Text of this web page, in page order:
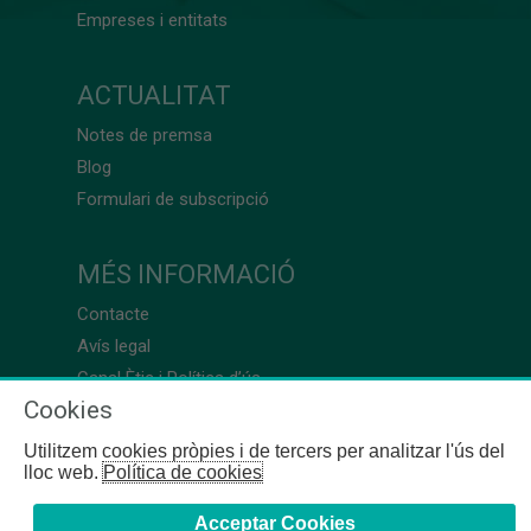
Empreses i entitats
ACTUALITAT
Notes de premsa
Blog
Formulari de subscripció
MÉS INFORMACIÓ
Contacte
Avís legal
Canal Ètic i Política d’ús
Cookies
Utilitzem cookies pròpies i de tercers per analitzar l'ús del
lloc web.Política de cookies
Acceptar Cookies